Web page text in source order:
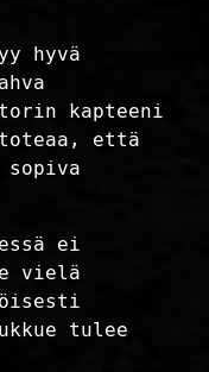
hyvä
kapteeni
että
sopiva
ei
vielä
tulee